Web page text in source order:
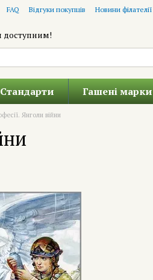
FAQ Відгуки покупців Новини філателії
доступним!
Стандарти Гашені марки
Янголи війни